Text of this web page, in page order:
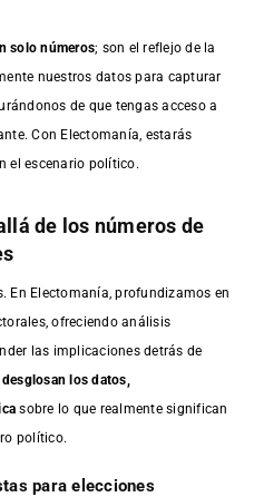
solo números; son el reflejo de la
nuestros datos para capturar
de que tengas acceso a
Con Electomanía, estarás
el escenario político.
de los números de
En Electomanía, profundizamos en
ofreciendo análisis
las implicaciones detrás de
los datos,
sobre lo que realmente significan
político.
para elecciones